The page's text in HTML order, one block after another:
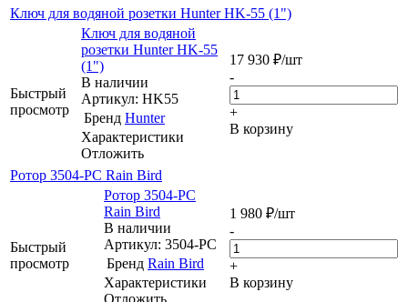
Ключ для водяной розетки Hunter HK-55 (1")
Быстрый
просмотр
Ключ для водяной
розетки Hunter HK-55
(1")
В наличии
Артикул: HK55
Бренд Hunter
Характеристики
Отложить
17 930 ₽/шт
-
+
В корзину
Ротор 3504-PC Rain Bird
Быстрый
просмотр
Ротор 3504-PC
Rain Bird
В наличии
Артикул: 3504-PC
Бренд Rain Bird
Характеристики
Отложить
1 980 ₽/шт
-
+
В корзину